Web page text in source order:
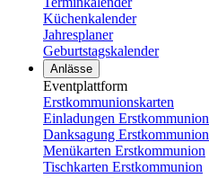
Küchenkalender
Jahresplaner
Geburtstagskalender
Anlässe
Eventplattform
Erstkommunionskarten
Einladungen Erstkommunion
Danksagung Erstkommunion
Menükarten Erstkommunion
Tischkarten Erstkommunion